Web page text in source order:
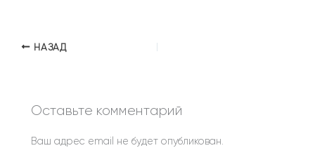
НАЗАД
Оставьте комментарий
Ваш адрес email не будет опубликован.